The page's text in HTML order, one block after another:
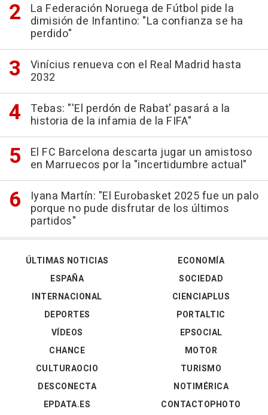
La Federación Noruega de Fútbol pide la
dimisión de Infantino: "La confianza se ha
perdido"
Vinícius renueva con el Real Madrid hasta
2032
Tebas: "'El perdón de Rabat' pasará a la
historia de la infamia de la FIFA"
El FC Barcelona descarta jugar un amistoso
en Marruecos por la "incertidumbre actual"
Iyana Martín: "El Eurobasket 2025 fue un palo
porque no pude disfrutar de los últimos
partidos"
ÚLTIMAS NOTICIAS
ESPAÑA
INTERNACIONAL
DEPORTES
VÍDEOS
ECONOMÍA
SOCIEDAD
CIENCIAPLUS
PORTALTIC
EPSOCIAL
CHANCE
CULTURAOCIO
DESCONECTA
EPDATA.ES
MOTOR
TURISMO
NOTIMÉRICA
CONTACTOPHOTO